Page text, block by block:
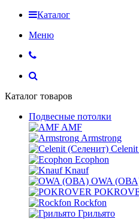
Каталог
Меню
Каталог товаров
Подвесные потолки
AMF
Armstrong
Ecophon
Knauf
OWA
Rockfon
Грильято